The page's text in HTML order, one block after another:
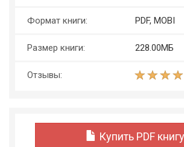
Формат книги: PDF, MOBI
Размер книги: 228.00МБ
Отзывы:
Купить PDF книгу